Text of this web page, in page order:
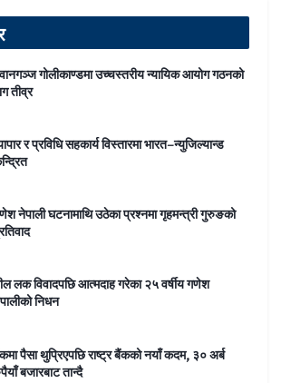
गोलीकाण्डमा उच्चस्तरीय न्यायिक आयोग गठनको
तीव्र
र प्रविधि सहकार्य विस्तारमा भारत–न्युजिल्यान्ड
नेपाली घटनामाथि उठेका प्रश्नमा गृहमन्त्री गुरुङको
लक विवादपछि आत्मदाह गरेका २५ वर्षीय गणेश
निधन
पैसा थुप्रिएपछि राष्ट्र बैंकको नयाँ कदम, ३० अर्ब
बजारबाट तान्दै